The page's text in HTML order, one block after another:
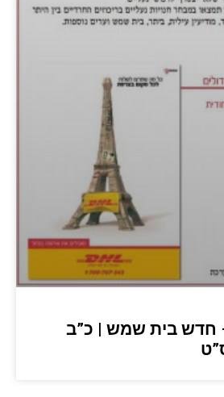
חדש בית שמש | כ”ב